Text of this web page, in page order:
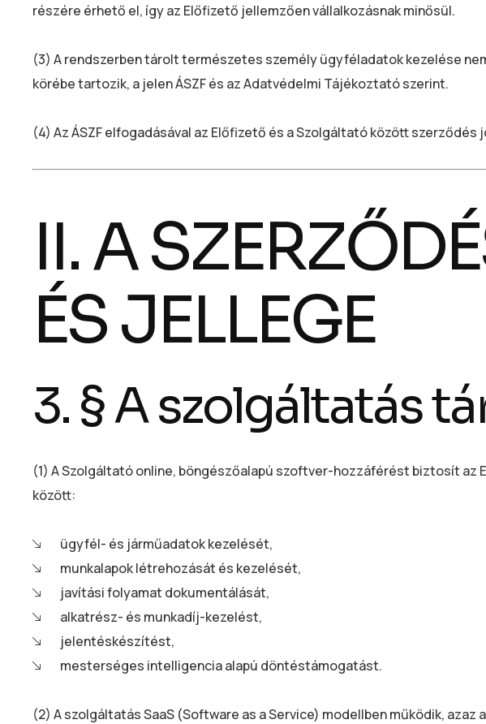
részére érhető el, így az Előfizető jellemzően vállalkozásnak minősül.
(3) A rendszerben tárolt természetes személy ügyféladatok kezelése
körébe tartozik, a jelen ÁSZF és az Adatvédelmi Tájékoztató szerint.
(4) Az ÁSZF elfogadásával az Előfizető és a Szolgáltató között szerződés
II. A
ÉS JELLEGE
3. § A szolgáltatás
(1) A Szolgáltató online, böngészőalapú szoftver-hozzáférést biztosít
között:
ügyfél- és járműadatok kezelését,
munkalapok létrehozását és kezelését,
javítási folyamat dokumentálását,
alkatrész- és munkadíj-kezelést,
jelentéskészítést,
mesterséges intelligencia alapú döntéstámogatást.
(2) A szolgáltatás SaaS (Software as a Service) modellben működik,